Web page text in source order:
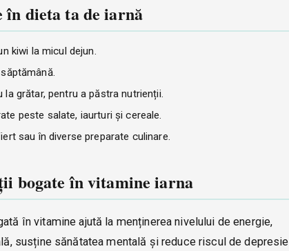
dieta ta de iarnă
kiwi la micul dejun.
la grătar, pentru a păstra nutrienții.
peste salate, iaurturi și cereale.
sau în diverse preparate culinare.
bogate în vitamine iarna
în vitamine ajută la menținerea nivelului de energie,
susține sănătatea mentală și reduce riscul de depresie